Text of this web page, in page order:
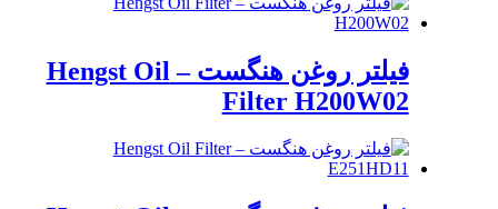
فیلتر روغن هنگست – Hengst Oil
Filter H200W02